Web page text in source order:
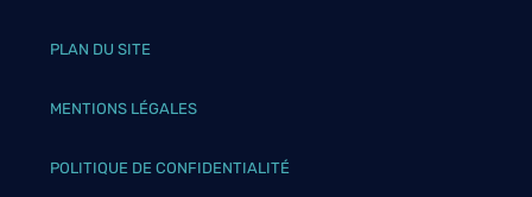
PLAN DU SITE
MENTIONS LÉGALES
POLITIQUE DE CONFIDENTIALITÉ